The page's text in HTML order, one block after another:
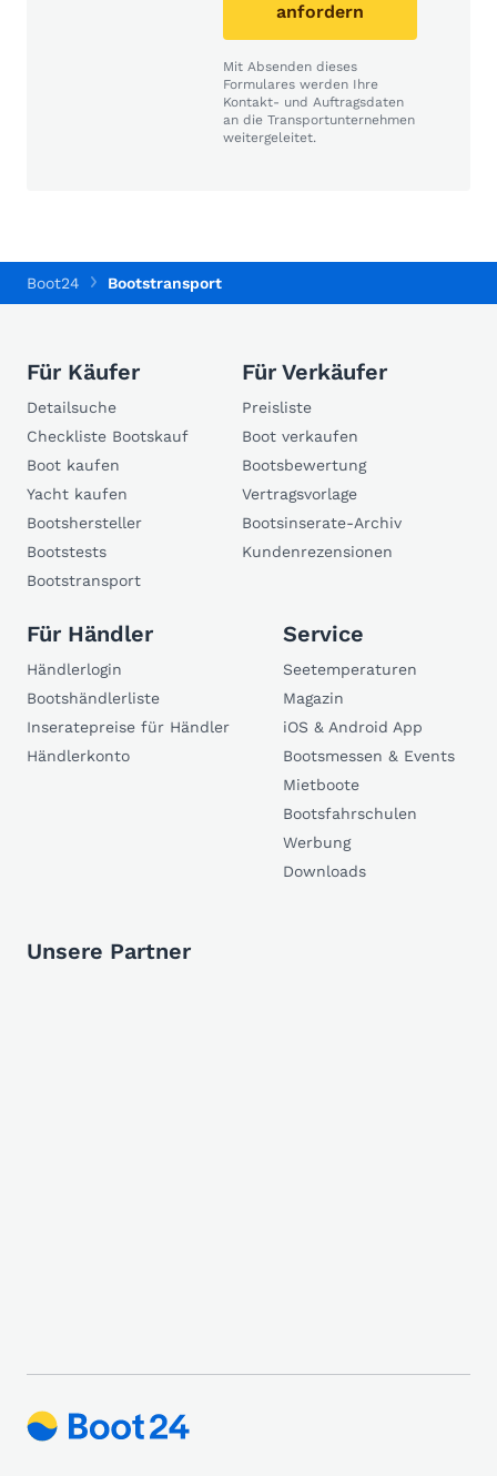
anfordern
Mit Absenden dieses
Formulares werden Ihre
Kontakt- und Auftragsdaten
an die Transportunternehmen
weitergeleitet.
Boot24 Bootstransport
Für Käufer
Detailsuche
Checkliste Bootskauf
Boot kaufen
Yacht kaufen
Bootshersteller
Bootstests
Bootstransport
Für Verkäufer
Preisliste
Boot verkaufen
Bootsbewertung
Vertragsvorlage
Bootsinserate-Archiv
Kundenrezensionen
Für Händler
Händlerlogin
Bootshändlerliste
Inseratepreise für Händler
Händlerkonto
Service
Seetemperaturen
Magazin
iOS & Android App
Bootsmessen & Events
Mietboote
Bootsfahrschulen
Werbung
Downloads
Unsere Partner